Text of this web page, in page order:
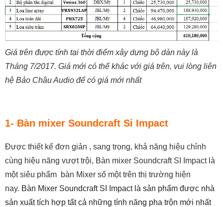
Giá trên được tính tại thời điểm xây dựng bộ dàn này là
Tháng 7/2017. Giá mới có thể khác với giá trên, vui lòng liên
hệ Bảo Châu Audio để có giá mới nhất
1- Bàn mixer Soundcraft Si Impact
Được thiết kế đơn giản , sang trọng, khả năng hiệu chỉnh
cùng hiệu năng vượt trội, Bàn mixer Soundcraft SI Impact là
một siêu phẩm bàn Mixer số một trên thị trường hiện
nay. Bàn Mixer Soundcraft SI Impact là sản phẩm được nhà
sản xuất tích hợp tất cả những tính năng pha trộn mới nhất